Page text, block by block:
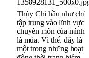
Thùy Chi hầu như chỉ
tập trung vào lĩnh vực
chuyên môn của mình
là múa. Vì thế, đây là
một trong những hoạt